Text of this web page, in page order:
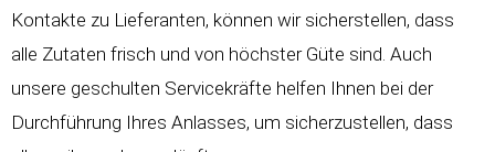
Kontakte zu Lieferanten, können wir sicherstellen, dass
alle Zutaten frisch und von höchster Güte sind. Auch
unsere geschulten Servicekräfte helfen Ihnen bei der
Durchführung Ihres Anlasses, um sicherzustellen, dass